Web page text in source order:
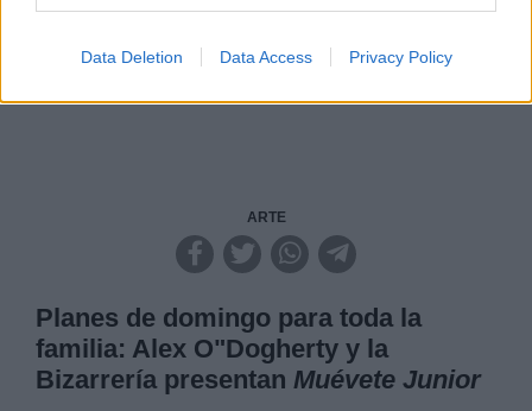
Data Deletion Data Access Privacy Policy
ARTE
Planes de domingo para toda la
familia: Alex O"Dogherty y la
Bizarrería presentan Muévete Junior